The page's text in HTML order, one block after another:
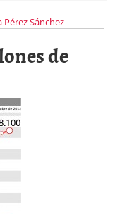
Pérez Sánchez
de